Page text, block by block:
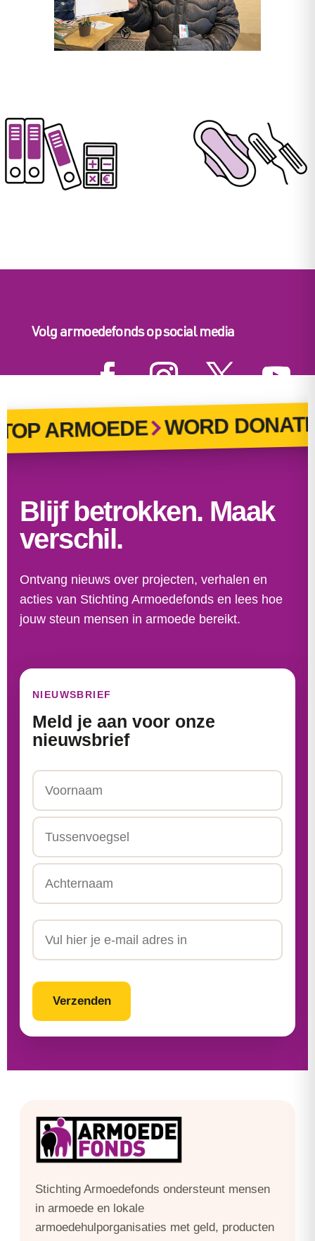
Volg armoedefonds op social media
ARMOEDE WORD
Blijf betrokken. Maak
verschil.
Ontvang nieuws over projecten, verhalen en
acties van Stichting Armoedefonds en lees hoe
jouw steun mensen in armoede bereikt.
NIEUWSBRIEF
Meld je aan voor onze
nieuwsbrief
Voornaam
Tussenvoegsel
Achternaam
CAPTCHA
Stichting Armoedefonds ondersteunt mensen
in armoede en lokale
armoedehulporganisaties met geld, producten